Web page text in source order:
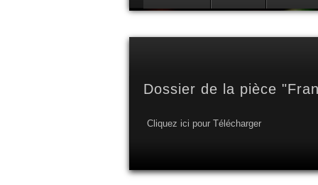
Dossier de la pièce
Cliquez ici pour Télécharger